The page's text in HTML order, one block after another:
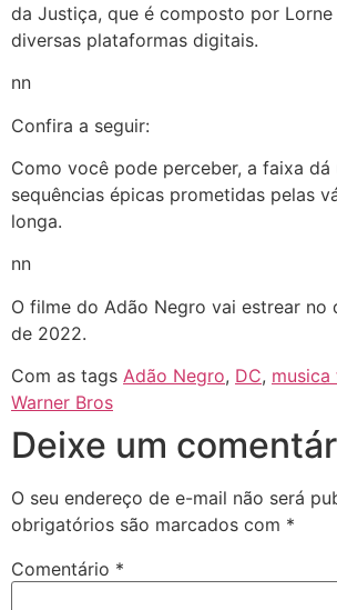
da Justiça, que é composto por Lorne
diversas plataformas digitais.
nn
Confira a seguir:
Como você pode perceber, a faixa
sequências épicas prometidas pelas
longa.
nn
O filme do Adão Negro vai estrear no
de 2022.
Com as tags Adão Negro, DC, musica
Warner Bros
Deixe um
O seu endereço de e-mail não será
obrigatórios são marcados com *
Comentário *